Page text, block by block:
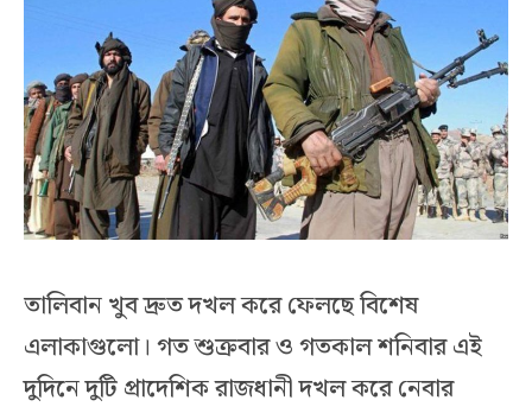
তালিবান খুব দ্রুত দখল করে ফেলছে বিশেষ
এলাকাগুলো। গত শুক্রবার ও গতকাল শনিবার এই
দুদিনে দুটি প্রাদেশিক রাজধানী দখল করে নেবার